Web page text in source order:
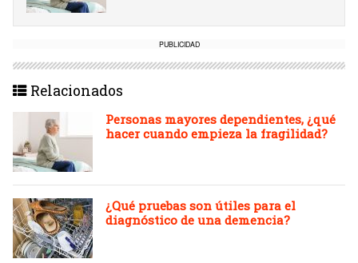
PUBLICIDAD
Relacionados
Personas mayores dependientes, ¿qué
hacer cuando empieza la fragilidad?
¿Qué pruebas son útiles para el
diagnóstico de una demencia?